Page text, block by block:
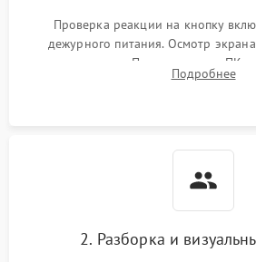
Проверка реакции на кнопку
дежурного питания. Осмотр
повреждения. Подключение к ПК
изображения, работы подсветки и
Подробнее
2. Разборка и